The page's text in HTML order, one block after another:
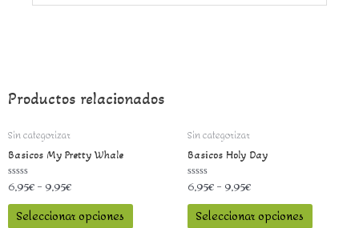
Productos relacionados
Sin categorizar
Basicos My Pretty Whale
Valorado
con
0
6,95€– 9,95€
Seleccionar opciones
Sin categorizar
Basicos Holy Day
Valorado
con
0
6,95€– 9,95€
Seleccionar opciones